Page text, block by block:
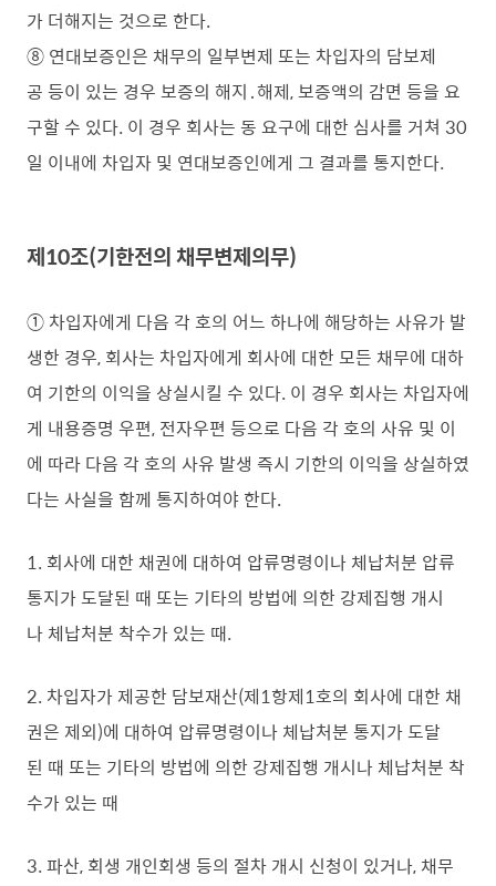
가 더해지는 것으로 한다.
⑧ 연대보증인은 채무의 일부변제 또는 차입자의 담보제
공 등이 있는 경우 보증의 해지․해제, 보증액의 감면 등을 요
구할 수 있다. 이 경우 회사는 동 요구에 대한 심사를 거쳐 30
일 이내에 차입자 및 연대보증인에게 그 결과를 통지한다.
제10조(기한전의 채무변제의무)
① 차입자에게 다음 각 호의 어느 하나에 해당하는 사유가 발
생한 경우, 회사는 차입자에게 회사에 대한 모든 채무에 대하
여 기한의 이익을 상실시킬 수 있다. 이 경우 회사는 차입자에
게 내용증명 우편, 전자우편 등으로 다음 각 호의 사유 및 이
에 따라 다음 각 호의 사유 발생 즉시 기한의 이익을 상실하였
다는 사실을 함께 통지하여야 한다.
1. 회사에 대한 채권에 대하여 압류명령이나 체납처분 압류
통지가 도달된 때 또는 기타의 방법에 의한 강제집행 개시
나 체납처분 착수가 있는 때.
2. 차입자가 제공한 담보재산(제1항제1호의 회사에 대한 채
권은 제외)에 대하여 압류명령이나 체납처분 통지가 도달
된 때 또는 기타의 방법에 의한 강제집행 개시나 체납처분 착
수가 있는 때
3. 파산, 회생 개인회생 등의 절차 개시 신청이 있거나, 채무